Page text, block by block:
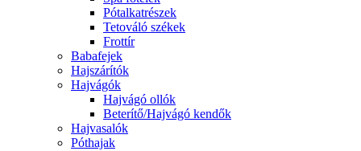
Pótalkatrészek
Tetováló székek
Frottír
Babafejek
Hajszárítók
Hajvágók
Hajvágó ollók
Beterítő/Hajvágó kendők
Hajvasalók
Póthajak